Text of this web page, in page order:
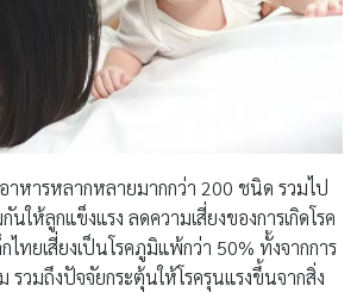
หารหลากหลายมากกว่า 200 ชนิด รวมไป
นให้ลูกแข็งแรง ลดความเสี่ยงของการเกิดโรค
ไทยเสี่ยงเป็นโรคภูมิแพ้กว่า 50% ทั้งจากการ
วมถึงปัจจัยกระตุ้นให้โรครุนแรงขึ้นจากสิ่ง